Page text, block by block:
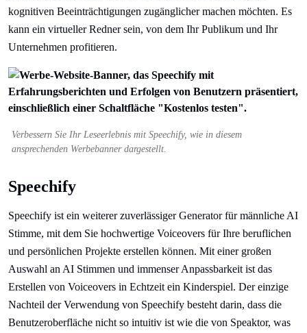
kognitiven Beeinträchtigungen zugänglicher machen möchten. Es
kann ein virtueller Redner sein, von dem Ihr Publikum und Ihr
Unternehmen profitieren.
Verbessern Sie Ihr Leseerlebnis mit Speechify, wie in diesem
ansprechenden Werbebanner dargestellt.
Speechify
Speechify ist ein weiterer zuverlässiger Generator für männliche AI
Stimme, mit dem Sie hochwertige Voiceovers für Ihre beruflichen
und persönlichen Projekte erstellen können. Mit einer großen
Auswahl an AI Stimmen und immenser Anpassbarkeit ist das
Erstellen von Voiceovers in Echtzeit ein Kinderspiel. Der einzige
Nachteil der Verwendung von Speechify besteht darin, dass die
Benutzeroberfläche nicht so intuitiv ist wie die von Speaktor, was